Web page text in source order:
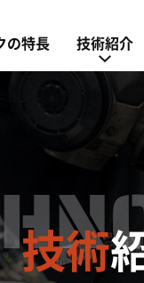
の特長 技術紹介
代表挨拶
技術